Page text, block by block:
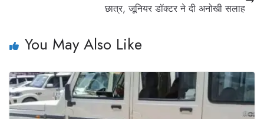
छात्र, जूनियर डॉक्टर ने दी अनोखी सलाह
You May Also Like